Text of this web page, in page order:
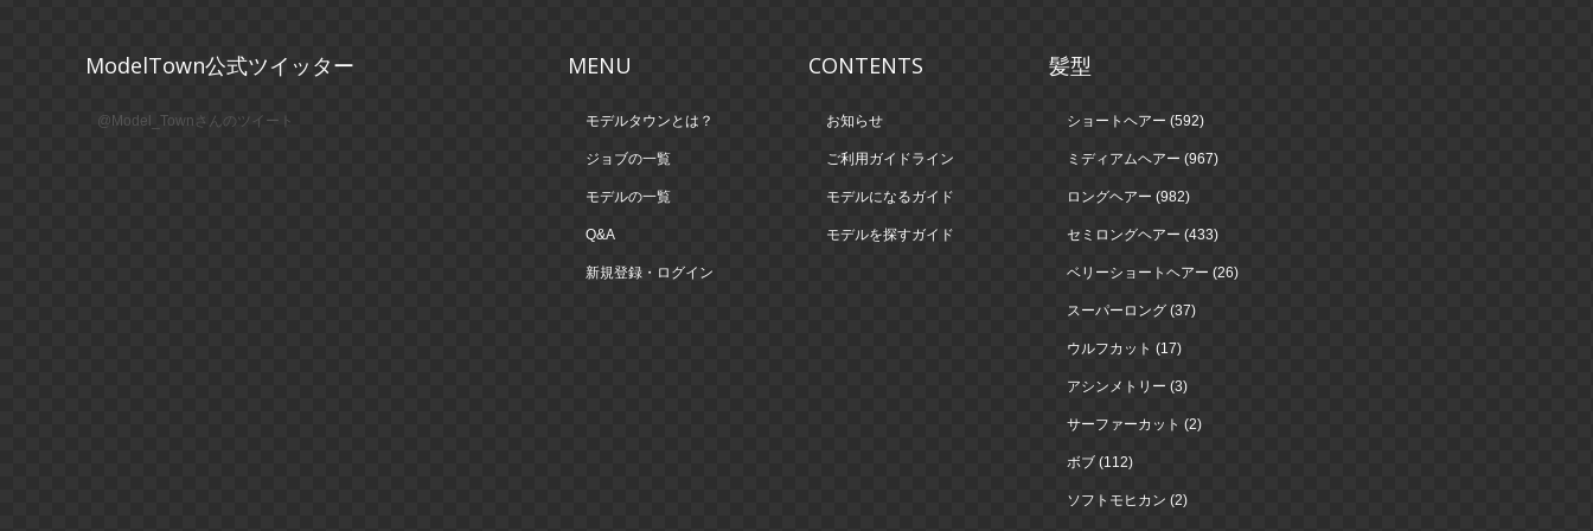
ModelTown公式ツイッター
@Model_Townさんのツイート
MENU
モデルタウンとは？
ジョブの一覧
モデルの一覧
Q&A
新規登録・ログイン
CONTENTS
お知らせ
ご利用ガイドライン
モデルになるガイド
モデルを探すガイド
髪型
ショートヘアー (592)
ミディアムヘアー (967)
ロングヘアー (982)
セミロングヘアー (433)
ベリーショートヘアー (26)
スーパーロング (37)
ウルフカット (17)
アシンメトリー (3)
サーファーカット (2)
ボブ (112)
ソフトモヒカン (2)